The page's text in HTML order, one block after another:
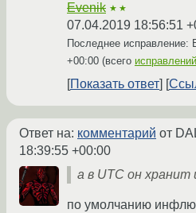
Evenik ★★
07.04.2019 18:56:51
Последнее исправление:
+00:00 (всего
Показать ответ
Ответ на: комментарий от
18:39:55 +00:00
а в UTC он хранит
по умолчанию